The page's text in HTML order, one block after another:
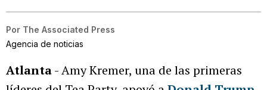
Por The Associated Press
Agencia de noticias
Atlanta- Amy Kremer, una de las primeras